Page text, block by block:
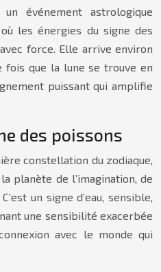
événement astrologique
les énergies du signe des
force. Elle arrive environ
fois que la lune se trouve en
puissant qui amplifie
des poissons
constellation du zodiaque,
planète de l’imagination, de
un signe d’eau, sensible,
une sensibilité exacerbée
avec le monde qui